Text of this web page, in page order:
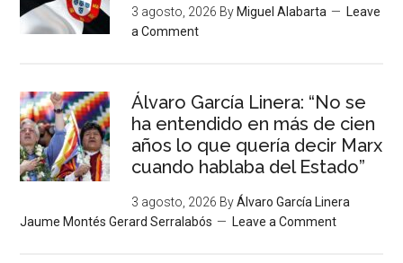
3 agosto, 2026 By Miguel Alabarta
Leave
a Comment
Álvaro García Linera: “No se
ha entendido en más de cien
años lo que quería decir Marx
cuando hablaba del Estado”
3 agosto, 2026 ByÁlvaro García Linera
Jaume Montés Gerard Serralabós
Leave a Comment